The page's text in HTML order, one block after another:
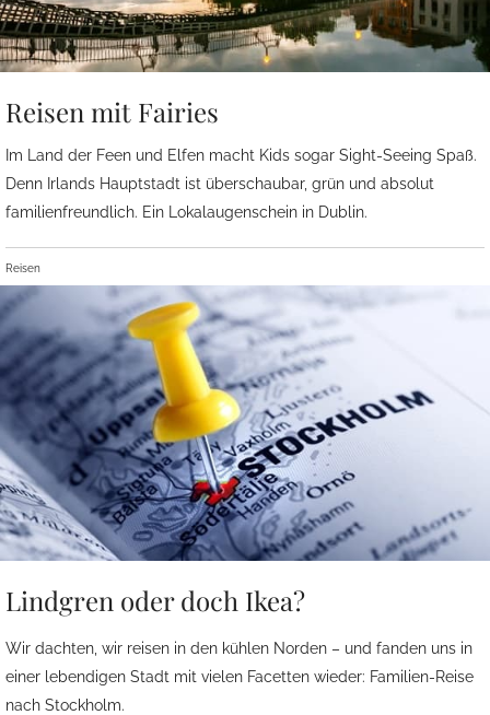
Reisen mit Fairies
Im Land der Feen und Elfen macht Kids sogar Sight-Seeing Spaß.
Denn Irlands Hauptstadt ist überschaubar, grün und absolut
familienfreundlich. Ein Lokalaugenschein in Dublin.
Reisen
Lindgren oder doch Ikea?
Wir dachten, wir reisen in den kühlen Norden – und fanden uns in
einer lebendigen Stadt mit vielen Facetten wieder: Familien-Reise
nach Stockholm.